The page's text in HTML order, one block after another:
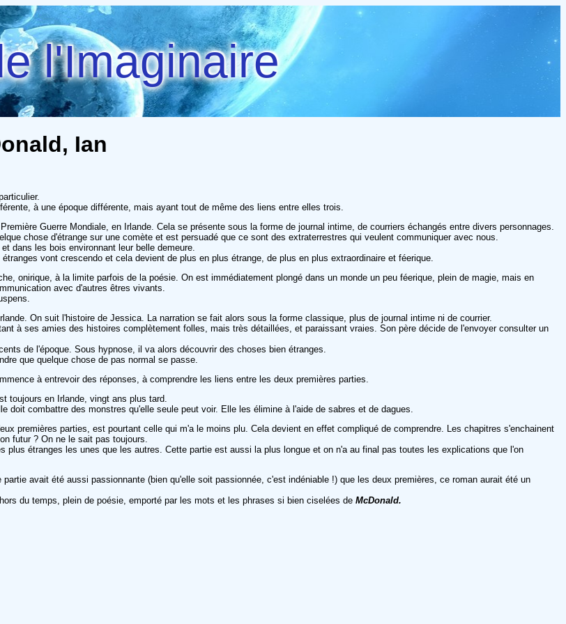
l'Imaginaire
Ian
à une époque différente, mais ayant tout de même des liens entre elles trois.
Guerre Mondiale, en Irlande. Cela se présente sous la forme de journal intime, de courriers échangés entre divers personnages.
chose d'étrange sur une comète et est persuadé que ce sont des extraterrestres qui veulent communiquer avec nous.
dans les bois environnant leur belle demeure.
vont crescendo et cela devient de plus en plus étrange, de plus en plus extraordinaire et féerique.
onirique, à la limite parfois de la poésie. On est immédiatement plongé dans un monde un peu féerique, plein de magie, mais en
avec d'autres êtres vivants.
On suit l'histoire de Jessica. La narration se fait alors sous la forme classique, plus de journal intime ni de courrier.
à ses amies des histoires complètement folles, mais très détaillées, et paraissant vraies. Son père décide de l'envoyer consulter un
de l'époque. Sous hypnose, il va alors découvrir des choses bien étranges.
que quelque chose de pas normal se passe.
à entrevoir des réponses, à comprendre les liens entre les deux premières parties.
toujours en Irlande, vingt ans plus tard.
combattre des monstres qu'elle seule peut voir. Elle les élimine à l'aide de sabres et de dagues.
premières parties, est pourtant celle qui m'a le moins plu. Cela devient en effet compliqué de comprendre. Les chapitres s'enchainent
futur ? On ne le sait pas toujours.
étranges les unes que les autres. Cette partie est aussi la plus longue et on n'a au final pas toutes les explications que l'on
avait été aussi passionnante (bien qu'elle soit passionnée, c'est indéniable !) que les deux premières, ce roman aurait été un
du temps, plein de poésie, emporté par les mots et les phrases si bien ciselées de McDonald.